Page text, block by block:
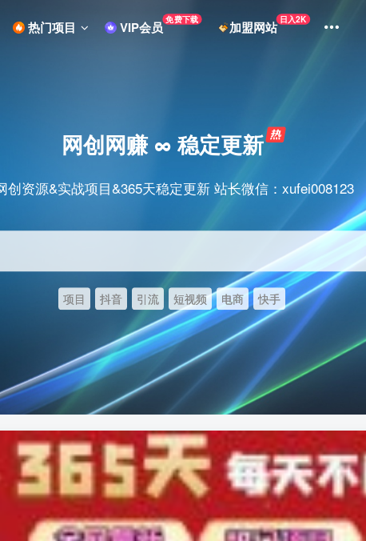
热门项目 VIP会员 免费下载 加盟网站 日入2K
网创网赚 ∞ 稳定更新
创资源&实战项目&365天稳定更新 站长微信：xufei008123
项目 抖音 引流 短视频 电商 快手